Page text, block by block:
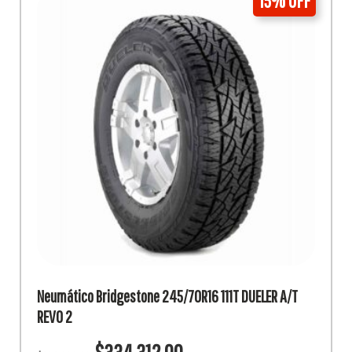
Neumático Bridgestone 245/70R16 111T DUELER A/T
REVO 2
El